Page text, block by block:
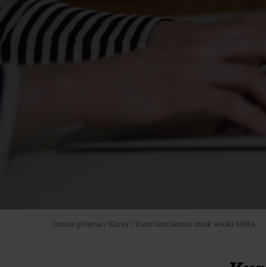
Strona główna / Kursy / Kurs Instruktora sztuk walki MMA